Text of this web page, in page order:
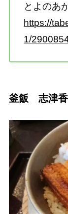
とよのあ
https://
1/
釜飯 志津香